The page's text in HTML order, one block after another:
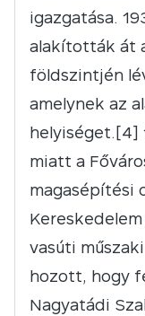
igazgatása.
alakították át
földszintjén
amelynek az
helyiséget.[4]
miatt a
magasépítési
vasúti
hozott, hogy
Nagyatádi